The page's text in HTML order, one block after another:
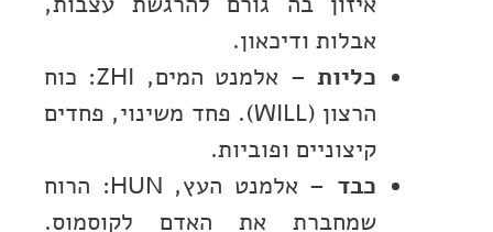
אבלות ודיכאון.
כליות
– אלמנט המים, ZHI: כוח
הרצון (WILL). פחד משינוי, פחדים
קיצוניים ופוביות.
כבד
– אלמנט העץ, HUN: הרוח
שמחברת את האדם לקוסמוס.